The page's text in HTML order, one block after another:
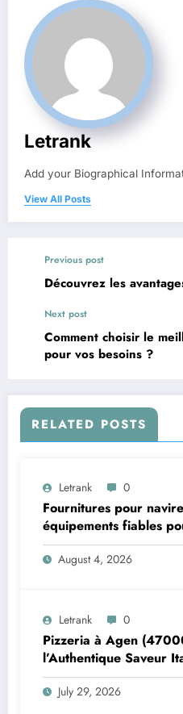
Letrank
Add your Biographical
View All Posts
Previous post
Découvrez les
Next post
Comment choisir le
pour vos besoins ?
RELATED POSTS
Letrank 0
Fournitures pour
équipements fiables
maritime
August 4, 2026
Letrank 0
Pizzeria à Agen
l’Authentique Saveur
Trattoria Pasta Pizza
July 29, 2026